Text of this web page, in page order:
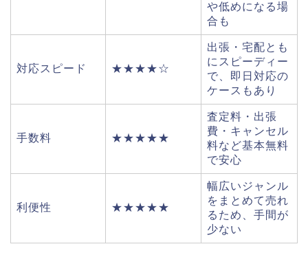
や低めになる場
合も
対応スピード ★★★★☆
出張・宅配とも
にスピーディー
で、即日対応の
ケースもあり
手数料 ★★★★★
査定料・出張
費・キャンセル
料など基本無料
で安心
利便性 ★★★★★
幅広いジャンル
をまとめて売れ
るため、手間が
少ない